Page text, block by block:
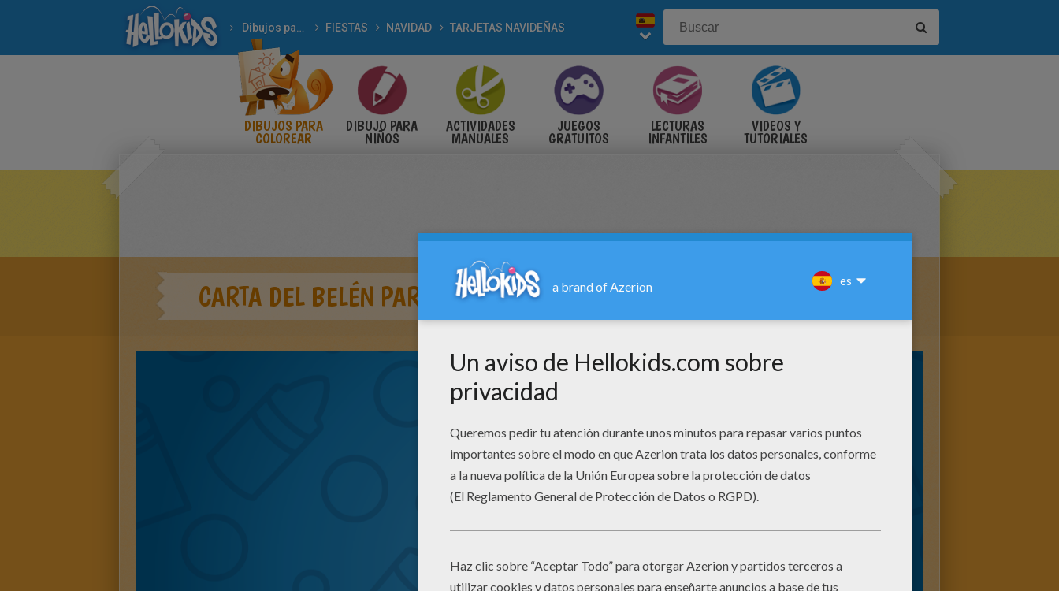
Dibujos para Colorear FIESTAS NAVIDAD TARJETAS NAVIDEÑAS
DIBUJOS PARA
COLOREAR
DIBUJO PARA
NIÑOS
ACTIVIDADES
MANUALES
JUEGOS
GRATUITOS
LECTURAS
INFANTILES
VIDEOS Y
TUTORIALES
CARTA DEL BELÉN PARA DOBLAR